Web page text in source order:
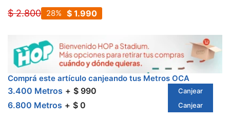
$ 2.800 $ 1.990
28
Comprá este artículo canjeando tus Metros OCA
3.400 Metros $ 990 Canjear
6.800 Metros $ 0 Canjear